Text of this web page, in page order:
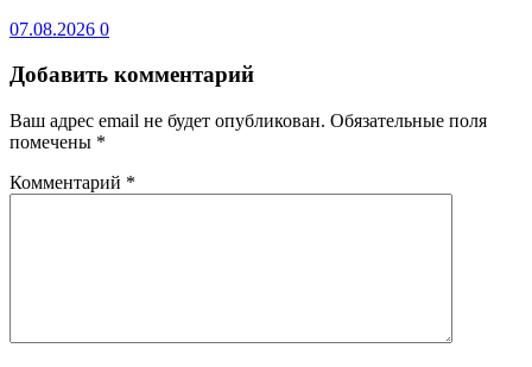
07.08.2026 0
Добавить комментарий
Ваш адрес email не будет опубликован. Обязательные поля
помечены *
Комментарий *